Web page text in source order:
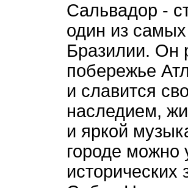
Сальвадор -
один из
Бразилии. Он
побережье
и славится
наследием,
и яркой
городе можно
исторических